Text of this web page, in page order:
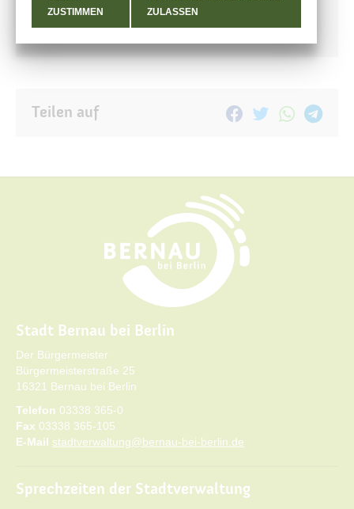
Kinderfilmfest im Land Brandenburg
Tag des offenen Denkmals
Teilen auf
Stadt Bernau bei Berlin
Der Bürgermeister
Bürgermeisterstraße 25
16321 Bernau bei Berlin
Telefon 03338 365-0
Fax 03338 365-105
E-Mail stadtverwaltung@bernau-bei-berlin.de
Sprechzeiten der Stadtverwaltung
ZUSTIMMEN
ZULASSEN